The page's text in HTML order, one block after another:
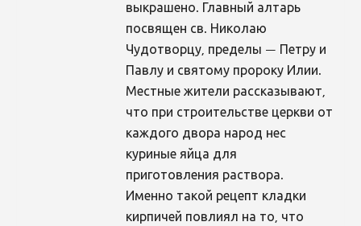
выкрашено. Главный алтарь
посвящен св. Николаю
Чудотворцу, пределы — Петру и
Павлу и святому пророку Илии.
Местные жители рассказывают,
что при строительстве церкви от
каждого двора народ нес
куриные яйца для
приготовления раствора.
Именно такой рецепт кладки
кирпичей повлиял на то, что